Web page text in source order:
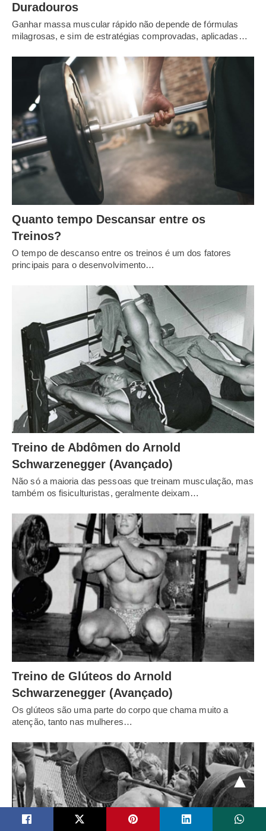
Duradouros
Ganhar massa muscular rápido não depende de fórmulas
milagrosas, e sim de estratégias comprovadas, aplicadas…
Quanto tempo Descansar entre os
Treinos?
O tempo de descanso entre os treinos é um dos fatores
principais para o desenvolvimento…
Treino de Abdômen do Arnold
Schwarzenegger (Avançado)
Não só a maioria das pessoas que treinam musculação, mas
também os fisiculturistas, geralmente deixam…
Treino de Glúteos do Arnold
Schwarzenegger (Avançado)
Os glúteos são uma parte do corpo que chama muito a
atenção, tanto nas mulheres…